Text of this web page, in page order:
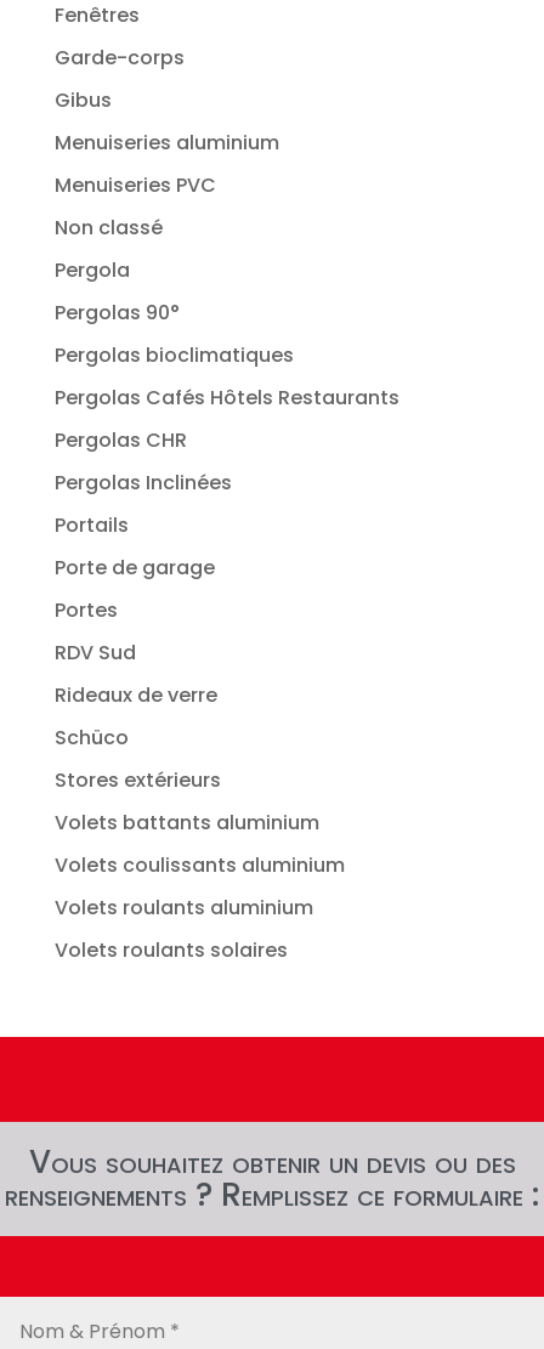
Fenêtres
Garde-corps
Gibus
Menuiseries aluminium
Menuiseries PVC
Non classé
Pergola
Pergolas 90°
Pergolas bioclimatiques
Pergolas Cafés Hôtels Restaurants
Pergolas CHR
Pergolas Inclinées
Portails
Porte de garage
Portes
RDV Sud
Rideaux de verre
Schüco
Stores extérieurs
Volets battants aluminium
Volets coulissants aluminium
Volets roulants aluminium
Volets roulants solaires
Vous souhaitez obtenir un devis ou des
renseignements ? Remplissez ce formulaire :